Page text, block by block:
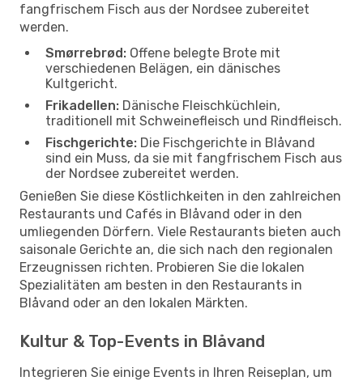
fangfrischem Fisch aus der Nordsee zubereitet
werden.
Smørrebrød: Offene belegte Brote mit
verschiedenen Belägen, ein dänisches
Kultgericht.
Frikadellen: Dänische Fleischküchlein,
traditionell mit Schweinefleisch und Rindfleisch.
Fischgerichte: Die Fischgerichte in Blåvand
sind ein Muss, da sie mit fangfrischem Fisch aus
der Nordsee zubereitet werden.
Genießen Sie diese Köstlichkeiten in den zahlreichen
Restaurants und Cafés in Blåvand oder in den
umliegenden Dörfern. Viele Restaurants bieten auch
saisonale Gerichte an, die sich nach den regionalen
Erzeugnissen richten. Probieren Sie die lokalen
Spezialitäten am besten in den Restaurants in
Blåvand oder an den lokalen Märkten.
Kultur & Top-Events in Blåvand
Integrieren Sie einige Events in Ihren Reiseplan, um